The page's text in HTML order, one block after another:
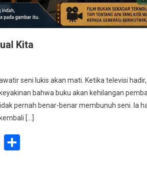
Kita
seni lukis akan mati. Ketika televisi
bahwa buku akan kehilangan
pernah benar-benar membunuh seni. Ia
[…]
Print